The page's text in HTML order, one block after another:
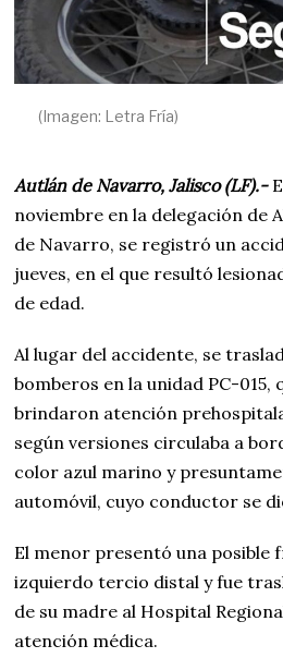
(Imagen: Letra Fría)
Autlán de Navarro, Jalisco (LF).-
noviembre en la delegación de
de Navarro, se registró un
jueves, en el que resultó
de edad.
Al lugar del accidente, se
bomberos en la unidad PC-015,
brindaron atención
según versiones circulaba a
color azul marino y
automóvil, cuyo conductor se
El menor presentó una posible
izquierdo tercio distal y fue
de su madre al Hospital
atención médica.